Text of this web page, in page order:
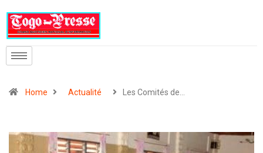
Home Actualité Les Comités de…